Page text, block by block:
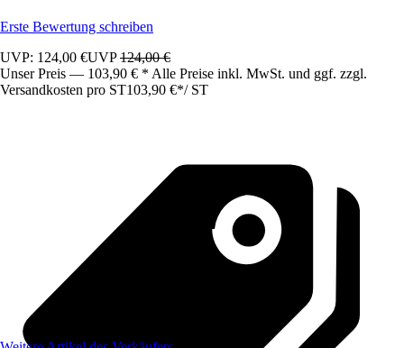
Erste Bewertung schreiben
UVP: 124,00 €UVP124,00 €
Unser Preis — 103,90 € * Alle Preise inkl. MwSt. und ggf. zzgl.
Versandkosten pro ST103,90 €*/ ST